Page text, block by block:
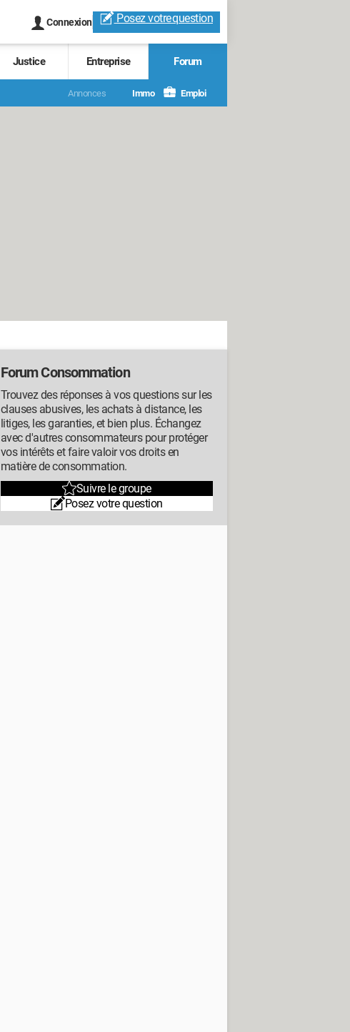
Connexion Posez votrequestion
Justice Entreprise Forum
Annonces Immo Emploi
Forum Consommation
Trouvez des réponses à vos questions sur les
clauses abusives, les achats à distance, les
litiges, les garanties, et bien plus. Échangez
avec d'autres consommateurs pour protéger
vos intérêts et faire valoir vos droits en
matière de consommation.
Suivre le groupe
Posez votre question